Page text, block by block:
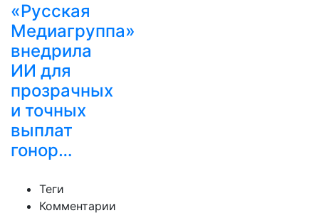
«Русская
Медиагруппа»
внедрила
ИИ для
прозрачных
и точных
выплат
гонор…
Теги
Комментарии